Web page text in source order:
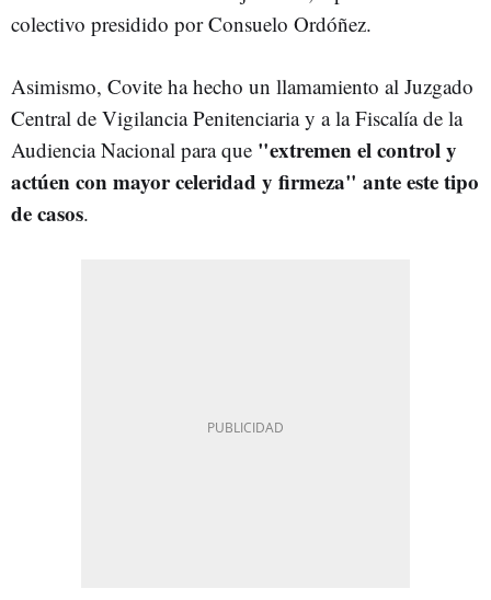
colectivo presidido por Consuelo Ordóñez.
Asimismo, Covite ha hecho un llamamiento al Juzgado
Central de Vigilancia Penitenciaria y a la Fiscalía de la
Audiencia Nacional para que "extremen el control y
actúen con mayor celeridad y firmeza" ante este tipo
de casos.